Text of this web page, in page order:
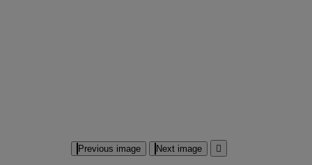
Previous image Next image 